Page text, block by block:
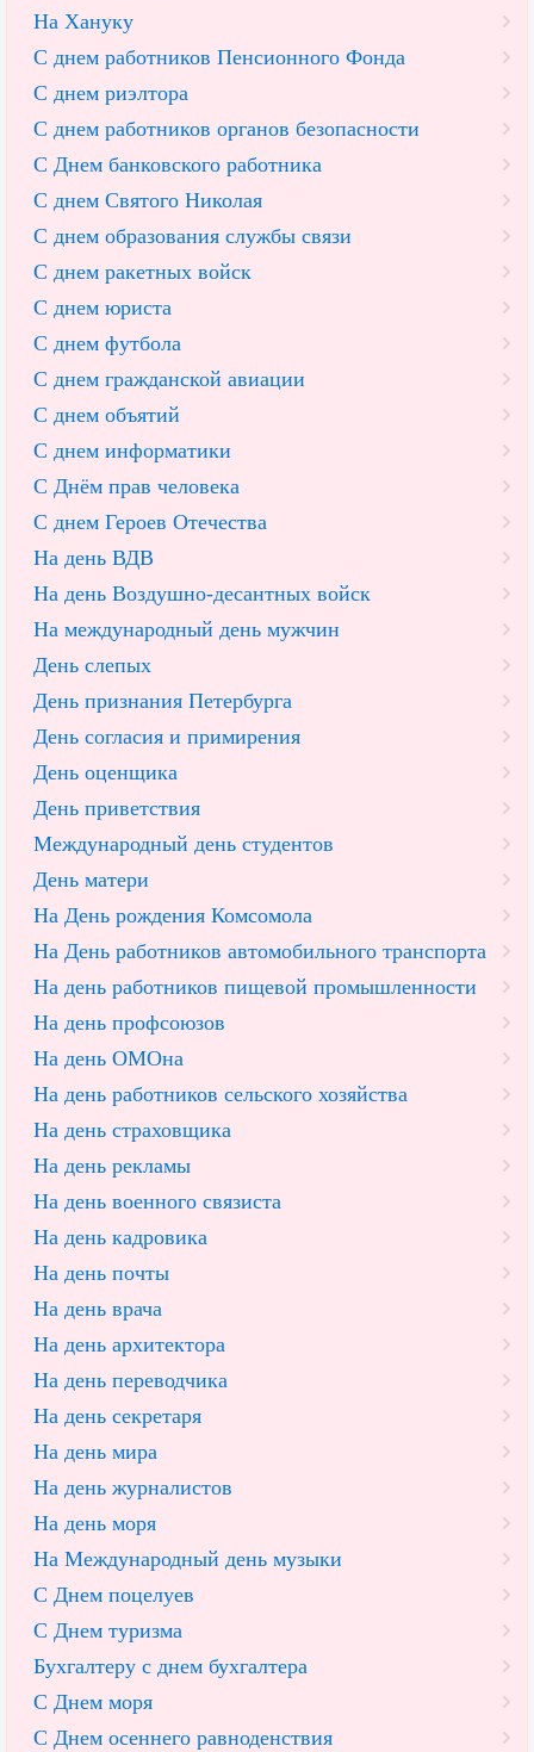
На Хануку
С днем работников Пенсионного Фонда
С днем риэлтора
С днем работников органов безопасности
С Днем банковского работника
С днем Святого Николая
С днем образования службы связи
С днем ракетных войск
С днем юриста
С днем футбола
С днем гражданской авиации
С днем объятий
С днем информатики
С Днём прав человека
С днем Героев Отечества
На день ВДВ
На день Воздушно-десантных войск
На международный день мужчин
День слепых
День признания Петербурга
День согласия и примирения
День оценщика
День приветствия
Международный день студентов
День матери
На День рождения Комсомола
На День работников автомобильного транспорта
На день работников пищевой промышленности
На день профсоюзов
На день ОМОна
На день работников сельского хозяйства
На день страховщика
На день рекламы
На день военного связиста
На день кадровика
На день почты
На день врача
На день архитектора
На день переводчика
На день секретаря
На день мира
На день журналистов
На день моря
На Международный день музыки
С Днем поцелуев
С Днем туризма
Бухгалтеру с днем бухгалтера
С Днем моря
С Днем осеннего равноденствия